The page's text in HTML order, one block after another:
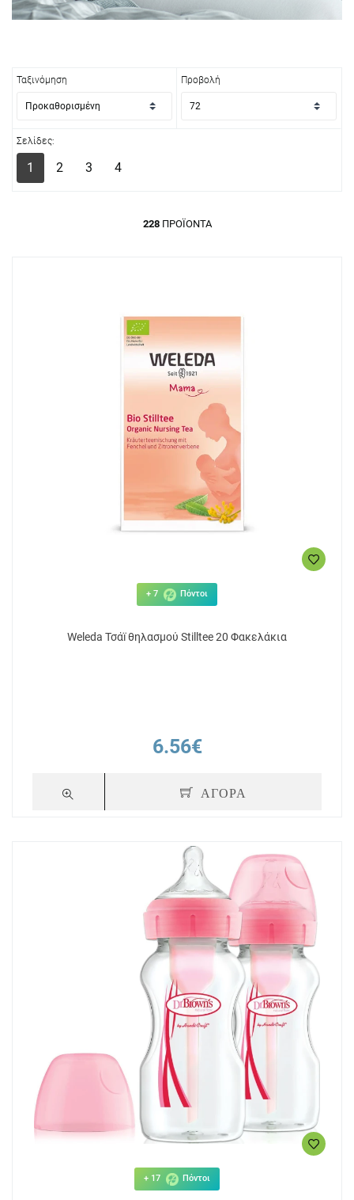
Ταξινόμηση Προβολή
Σελίδες:
1 2 3 4
228ΠΡΟΪΌΝΤΑ
Πόντοι
Dr. Brown's Θηλές Σιλικόνης 6m+ για
Μπιμπερό με Φαρδύ Λαιμό, Επίπεδο
3, 2 τμχ (3201)
6.50€
+ 7 Πόντοι
Weleda Τσάï θηλασμού Stilltee 20 Φακελάκια
6.56€
ΑΓΟΡΑ
+ 17 Πόντοι